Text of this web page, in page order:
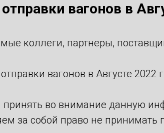
вагонов в
коллеги, партнеры,
отправки вагонов в Августе 2022
во внимание данную
за собой право не принимать